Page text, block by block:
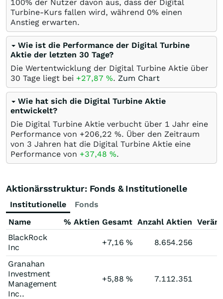
100% der Nutzer davon aus, dass der Digital
Turbine-Kurs fallen wird, während 0% einen
Anstieg erwarten.
Wie ist die Performance der Digital Turbine
Aktie der letzten 30 Tage?
Die Wertentwicklung der Digital Turbine Aktie über
30 Tage liegt bei +27,87 %. Zum Chart
Wie hat sich die Digital Turbine Aktie
entwickelt?
Die Digital Turbine Aktie verbucht über 1 Jahr eine
Performance von +206,22 %. Über den Zeitraum
von 3 Jahren hat die Digital Turbine Aktie eine
Performance von +37,48 %.
Aktionärsstruktur: Fonds & Institutionelle
Institutionelle
Fonds
Name
% Aktien Gesamt Anzahl Aktien
BlackRock
Inc
+7,16% 8.654.256
Granahan
Investment
Management
Inc..
+5,88% 7.112.351